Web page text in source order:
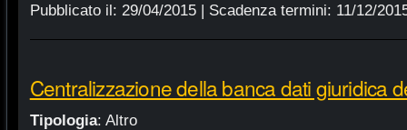
Pubblicato il: 29/04/2015| Scadenza termini: 11/12/
Centralizzazione della banca dati giuridica
Tipologia: Altro